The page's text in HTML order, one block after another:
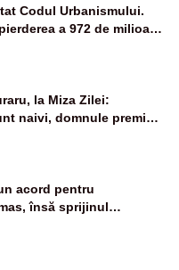
Codul Urbanismului.
a 972 de milioane
la Miza Zilei:
naivi, domnule premier
acord pentru
însă sprijinul
incert